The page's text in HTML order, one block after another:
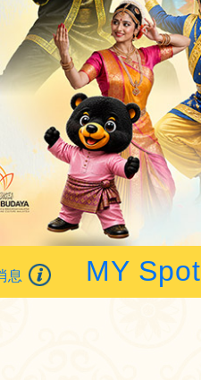
息 MY Spot